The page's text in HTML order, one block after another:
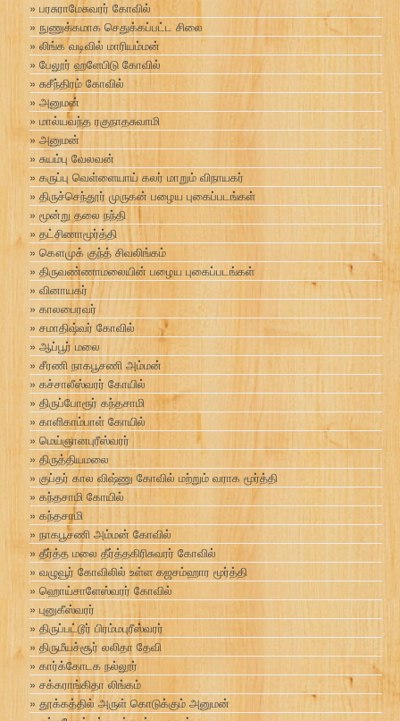
பரசுராமேசுவரர் கோவில்
நுணுக்கமாக செதுக்கப்பட்ட சிலை
லிங்க வடிவில் மாரியம்மன்
பேலூர் ஹளேபிடு கோவில்
சுசீந்திரம் கோவில்
அனுமன்
மால்யவந்த ரகுநாதசுவாமி
அனுமன்
சுயம்பு வேலவன்
கருப்பு வெள்ளையாய் கலர் மாறும் விநாயகர்
திருச்செந்தூர் முருகன் பழைய புகைப்படங்கள்
மூன்று தலை நந்தி
தட்சிணாமூர்த்தி
கௌமுக் குந்த் சிவலிங்கம்
திருவண்ணாமலையின் பழைய புகைப்படங்கள்
வினாயகர்
காலபைரவர்
சமாதிஷ்வர் கோவில்
ஆப்பூர் மலை
சீரணி நாகபூசணி அம்மன்
கச்சாலீஸ்வரர் கோயில்
திருப்போரூர் கந்தசாமி
காளிகாம்பாள் கோயில்
மெய்ஞானபுரீஸ்வரர்
திருத்தியமலை
குப்தர் கால விஷ்ணு கோவில் மற்றும் வராக மூர்த்தி
கந்தசாமி கோயில்
கந்தசாமி
நாகபூசணி அம்மன் கோவில்
தீர்த்த மலை தீர்த்தகிரிசுவரர் கோவில்
வழுவூர் கோவிலில் உள்ள கஜசம்ஹார மூர்த்தி
ஹொய்சாளேஸ்வரர் கோவில்
புனுகீஸ்வரர்
திருப்பட்டூர் பிரம்மபுரீஸ்வரர்
திருமீயச்சூர் லலிதா தேவி
கார்க்கோடக நல்லூர்
சக்கராங்கிதா லிங்கம்
தூக்கத்தில் அருள் கொடுக்கும் அனுமன்